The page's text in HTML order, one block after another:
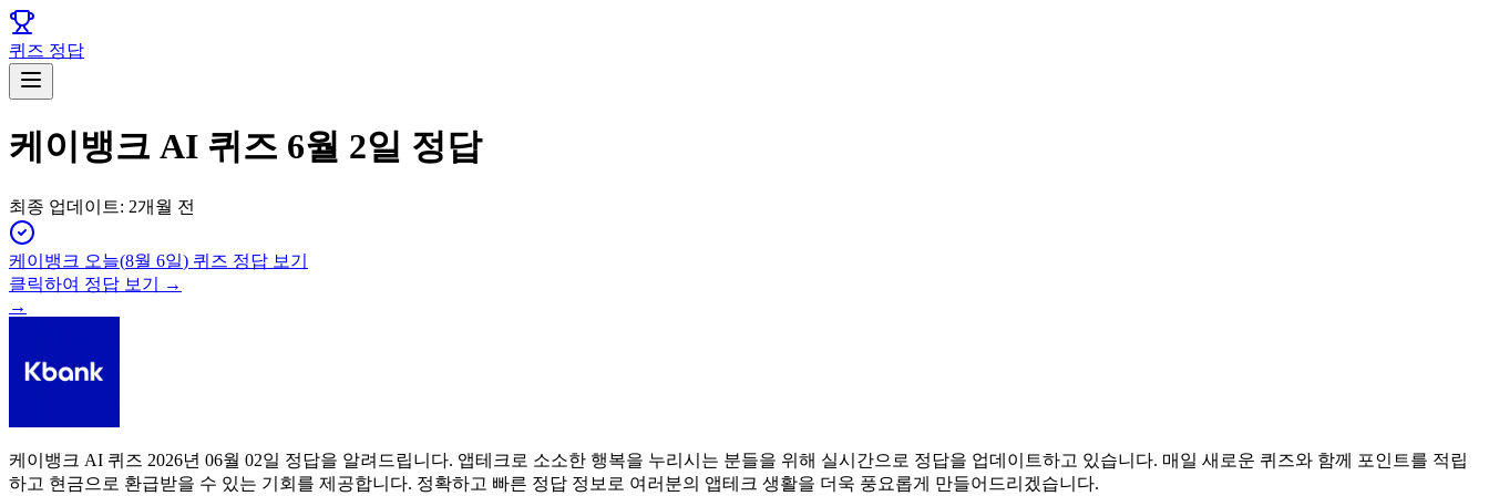
퀴즈 정답
케이뱅크 AI 퀴즈 6월 2일 정답
최종 업데이트: 2개월 전
케이뱅크 오늘(8월 6일) 퀴즈 정답 보기
클릭하여 정답 보기 →
→
케이뱅크 AI 퀴즈 2026년 06월 02일 정답을 알려드립니다. 앱테크로 소소한 행복을 누리시는 분들을 위해 실시간으로 정답을 업데이트하고 있습니다. 매일 새로운 퀴즈와 함께 포인트를 적립
하고 현금으로 환급받을 수 있는 기회를 제공합니다. 정확하고 빠른 정답 정보로 여러분의 앱테크 생활을 더욱 풍요롭게 만들어드리겠습니다.